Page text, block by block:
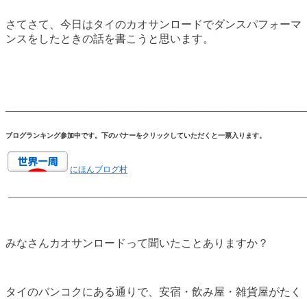
さてさて、今日はタイのカオサンロードでダンスパフォーマ
ンスをしたときの話を書こうと思います。
ブログランキング参加中です。下のバナーをクリックしていただくと一票入ります。
にほんブログ村
みなさんカオサンロードって聞いたことありますか？
タイのバンコクにある通りで、安宿・飲み屋・雑貨屋がたく